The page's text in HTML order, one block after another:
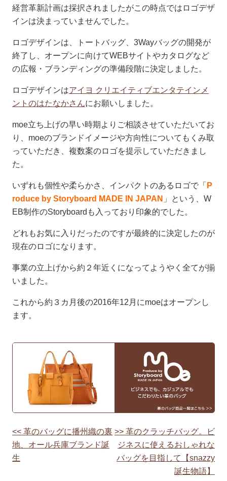
経営革新計画は採択されましたがこの時点ではロゴデザ
インは決まっていませんでした。
ロゴデザインは、トートバッグ、3Wayバッグの開発が
終了し、オープンに向けてWEBサイトやカタログなど
の広報・ブランディングの準備段階に決定しました。
ロゴデザインはアイヨ クリエイティブエンタテインメ
ントのはたなかさんにお願いしました。
moe立ち上げの早い時期よりご相談させていただいてお
り、moeのブランドイメージや方向性についてもくみ取
っていただき、複数案のロゴを提示していただきまし
た。
いずれも個性や柔らかさ、インパクトのあるロゴで「 P
roduce by Storyboard MADE IN JAPAN 」という、W
EB制作のStoryboardも入っており印象的でした。
どれもお気に入りだったのですが最終的に決定したのが
現在のロゴになります。
事業の立上げから約２年近くになってようやく全てが揃
いました。
これから約３カ月後の2016年12月にmoeはオープンし
ます。
投
稿
<< 革のバッグに播州織の裏
地、オール兵庫ブランド誕
生
>> 革のクラッチバッグ。ビ
ジネスに使えるおしゃれな
バッグを目指して【snazzy
誕生物語】